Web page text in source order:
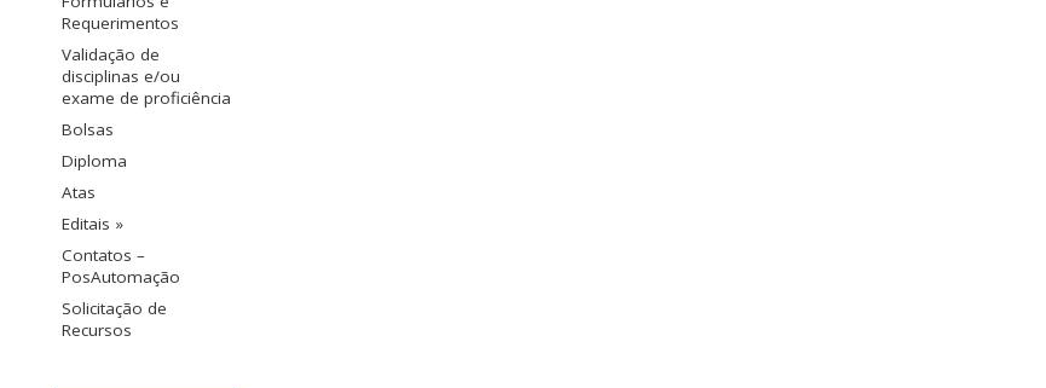
Requerimentos
Validação de
disciplinas e/ou
exame de proficiência
Bolsas
Diploma
Atas
Editais »
Contatos –
PosAutomação
Solicitação de
Recursos